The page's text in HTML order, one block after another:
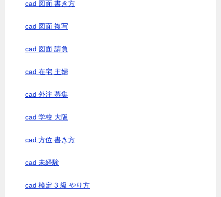
cad 図面 書き方
cad 図面 複写
cad 図面 請負
cad 在宅 主婦
cad 外注 募集
cad 学校 大阪
cad 方位 書き方
cad 未経験
cad 検定 3 級 やり方